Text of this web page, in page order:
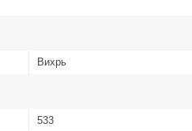
Вихрь
533